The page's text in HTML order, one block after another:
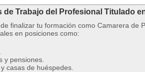
de Trabajo del Profesional Titulado
finalizar tu formación como Camarera de
en posiciones como:
y pensiones.
casas de huéspedes.